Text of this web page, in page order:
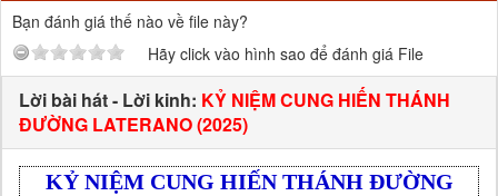
Bạn đánh giá thế nào về file này?
Hãy click vào hình sao để đánh giá File
Lời bài hát - Lời kinh: KỶ NIỆM CUNG HIẾN THÁNH
ĐƯỜNG LATERANO (2025)
KỶ NIỆM CUNG HIẾN THÁNH ĐƯỜNG